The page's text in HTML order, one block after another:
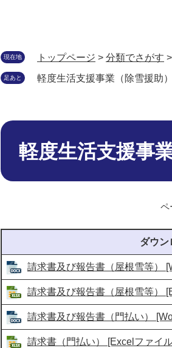
現在地 トップページ > 分類でさがす >
足あと 軽度生活支援事業（除雪援助
本
軽度生活支援事
ペ
ダウン
請求書及び報告書（屋根雪等）
請求書及び報告書（屋根雪等）
請求書及び報告書（門払い）
請求書（門払い） [Excelファイ